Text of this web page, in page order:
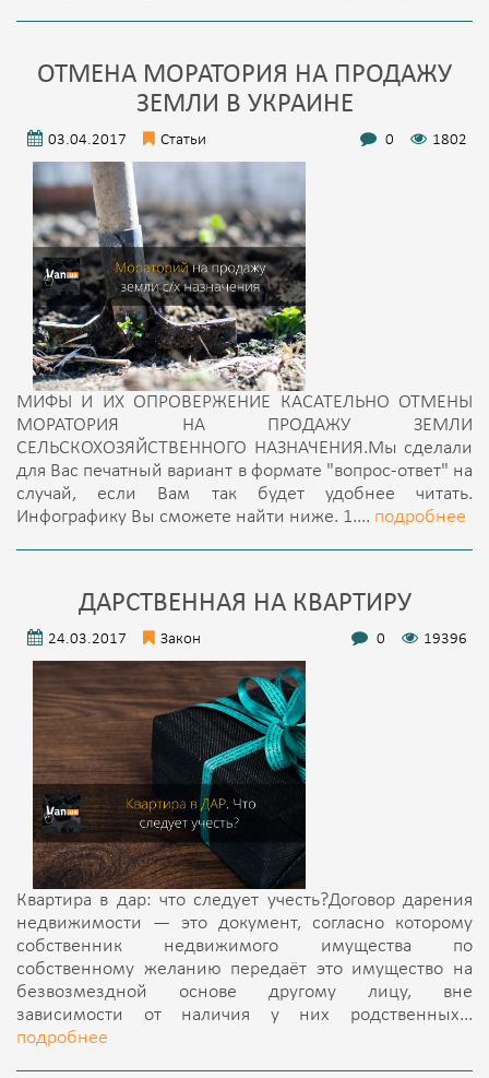
ОТМЕНА МОРАТОРИЯ НА ПРОДАЖУ
ЗЕМЛИ В УКРАИНЕ
03.04.2017 Статьи 1802
0
МИФЫ И ИХ ОПРОВЕРЖЕНИЕ КАСАТЕЛЬНО ОТМЕНЫ
МОРАТОРИЯ НА ПРОДАЖУ ЗЕМЛИ
СЕЛЬСКОХОЗЯЙСТВЕННОГО НАЗНАЧЕНИЯ.Мы сделали
для Вас печатный вариант в формате "вопрос-ответ" на
случай, если Вам так будет удобнее читать.
Инфографику Вы сможете найти ниже. 1.... подробнее
ДАРСТВЕННАЯ НА КВАРТИРУ
24.03.2017 Закон 19396
0
Квартира в дар: что следует учесть?Договор дарения
недвижимости — это документ, согласно которому
собственник недвижимого имущества по
собственному желанию передаёт это имущество на
безвозмездной основе другому лицу, вне
зависимости от наличия у них родственных...
подробнее